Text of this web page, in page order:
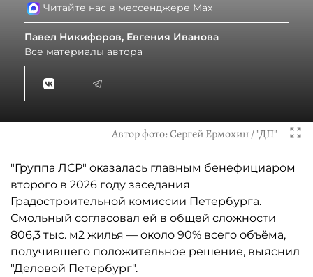
Читайте нас в мессенджере Max
Павел Никифоров, Евгения Иванова
Все материалы автора
Автор фото:Сергей Ермохин / "ДП"
"Группа ЛСР" оказалась главным бенефициаром
второго в 2026 году заседания
Градостроительной комиссии Петербурга.
Смольный согласовал ей в общей сложности
806,3 тыс. м2 жилья — около 90% всего объёма,
получившего положительное решение, выяснил
"Деловой Петербург".